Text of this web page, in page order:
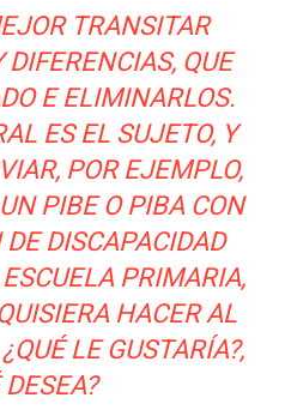
TRANSITAR
DIFERENCIAS, QUE
E ELIMINARLOS.
ES EL SUJETO, Y
POR EJEMPLO,
PIBE O PIBA CON
DISCAPACIDAD
PRIMARIA,
HACER AL
LE GUSTARÍA?,
DESEA?